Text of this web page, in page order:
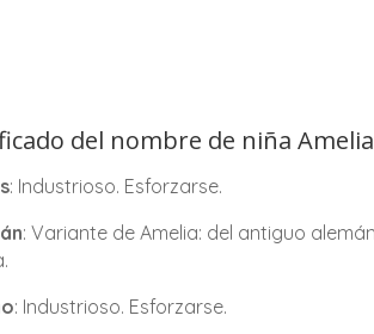
del nombre de niña Amelia
: Industrioso. Esforzarse.
: Variante de Amelia: del antiguo
: Industrioso. Esforzarse.